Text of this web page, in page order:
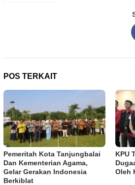
POS TERKAIT
Pemeritah Kota Tanjungbalai
Dan Kementerian Agama,
Gelar Gerakan Indonesia
Berkiblat
KPU
Oleh